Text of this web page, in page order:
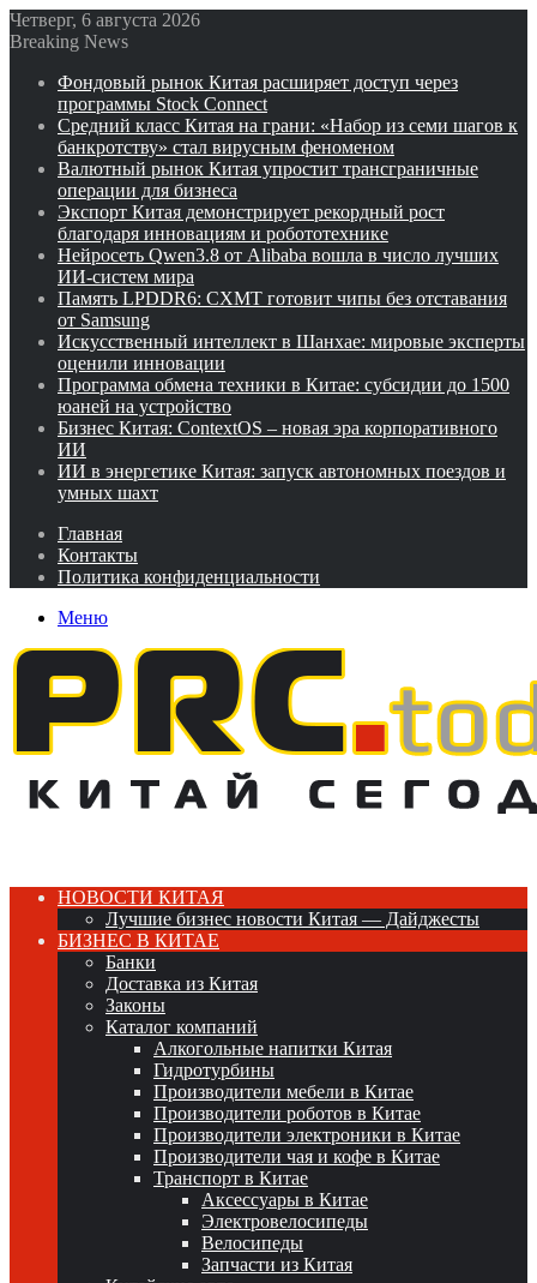
Четверг, 6 августа 2026
Breaking News
Фондовый рынок Китая расширяет доступ через
программы Stock Connect
Средний класс Китая на грани: «Набор из семи шагов к
банкротству» стал вирусным феноменом
Валютный рынок Китая упростит трансграничные
операции для бизнеса
Экспорт Китая демонстрирует рекордный рост
благодаря инновациям и робототехнике
Нейросеть Qwen3.8 от Alibaba вошла в число лучших
ИИ-систем мира
Память LPDDR6: CXMT готовит чипы без отставания
от Samsung
Искусственный интеллект в Шанхае: мировые эксперты
оценили инновации
Программа обмена техники в Китае: субсидии до 1500
юаней на устройство
Бизнес Китая: ContextOS – новая эра корпоративного
ИИ
ИИ в энергетике Китая: запуск автономных поездов и
умных шахт
Главная
Контакты
Политика конфиденциальности
Меню
НОВОСТИ КИТАЯ
Лучшие бизнес новости Китая — Дайджесты
БИЗНЕС В КИТАЕ
Банки
Доставка из Китая
Законы
Каталог компаний
Алкогольные напитки Китая
Гидротурбины
Производители мебели в Китае
Производители роботов в Китае
Производители электроники в Китае
Производители чая и кофе в Китае
Транспорт в Китае
Аксессуары в Китае
Электровелосипеды
Велосипеды
Запчасти из Китая